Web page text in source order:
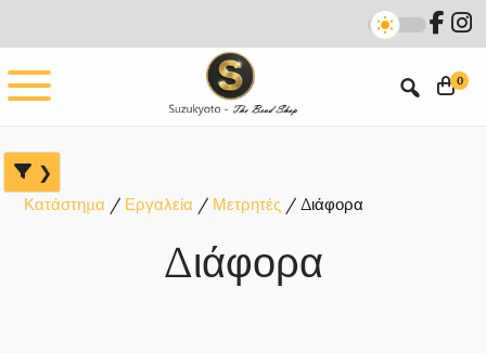
main
content
primary
sidebar
footer
0
Κατάστημα Εργαλεία Μετρητές Διάφορα
Διάφορα